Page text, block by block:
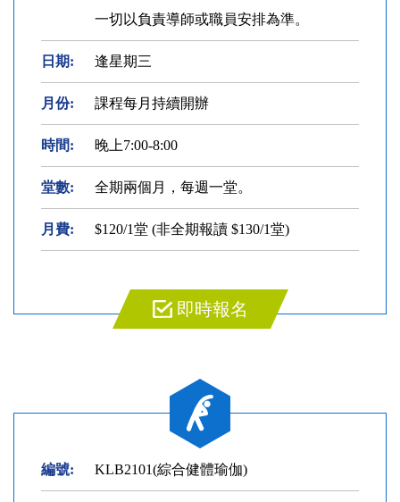
一切以負責導師或職員安排為準。
日期: 逢星期三
月份: 課程每月持續開辦
時間: 晚上7:00-8:00
堂數: 全期兩個月，每週一堂。
月費: $120/1堂 (非全期報讀 $130/1堂)
即時報名
編號: KLB2101(綜合健體瑜伽)